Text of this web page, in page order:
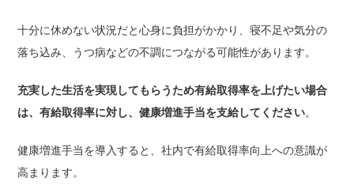
十分に休めない状況だと心身に負担がかかり、寝不足や気分の
落ち込み、うつ病などの不調につながる可能性があります。
充実した生活を実現してもらうため有給取得率を上げたい場合
は、有給取得率に対し、健康増進手当を支給してください。
健康増進手当を導入すると、社内で有給取得率向上への意識が
高まります。